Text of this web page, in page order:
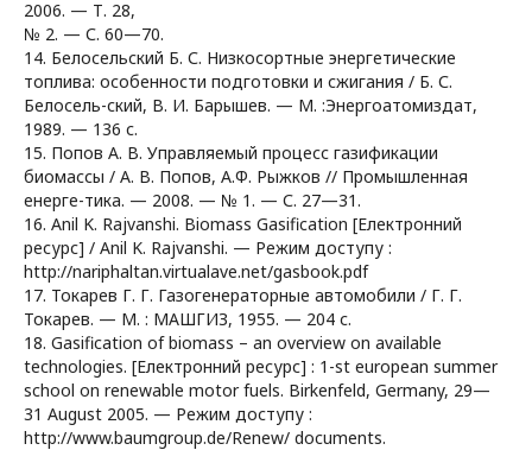
2006. — Т. 28,
№ 2. — С. 60—70.
14. Белосельский Б. С. Низкосортные энергетические
топлива: особенности подготовки и сжигания / Б. С.
Белосель-ский, В. И. Барышев. — М. :Энергоатомиздат,
1989. — 136 с.
15. Попов А. В. Управляемый процесс газификации
биомассы / А. В. Попов, А.Ф. Рыжков // Промышленная
енерге-тика. — 2008. — № 1. — С. 27—31.
16. Anil K. Rajvanshi. Biomass Gasification [Електронний
ресурс] / Anil K. Rajvanshi. — Режим доступу :
http://nariphaltan.virtualave.net/gasbook.pdf
17. Токарев Г. Г. Газогенераторные автомобили / Г. Г.
Токарев. — М. : МАШГИЗ, 1955. — 204 с.
18. Gasification of biomass – an overview on available
technologies. [Електронний ресурс] : 1-st european summer
school on renewable motor fuels. Birkenfeld, Germany, 29—
31 August 2005. — Режим доступу :
http://www.baumgroup.de/Renew/ documents.